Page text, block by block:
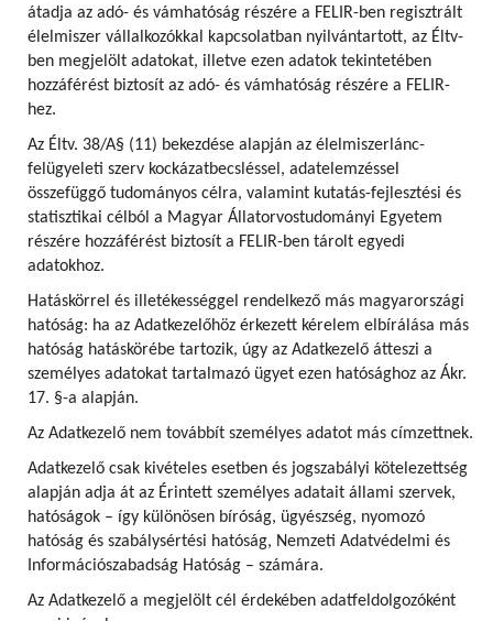
átadja az adó- és vámhatóság részére a FELIR-ben regisztrált
élelmiszer vállalkozókkal kapcsolatban nyilvántartott, az Éltv-
ben megjelölt adatokat, illetve ezen adatok tekintetében
hozzáférést biztosít az adó- és vámhatóság részére a FELIR-
hez.
Az Éltv. 38/A§ (11) bekezdése alapján az élelmiszerlánc-
felügyeleti szerv kockázatbecsléssel, adatelemzéssel
összefüggő tudományos célra, valamint kutatás-fejlesztési és
statisztikai célból a Magyar Állatorvostudományi Egyetem
részére hozzáférést biztosít a FELIR-ben tárolt egyedi
adatokhoz.
Hatáskörrel és illetékességgel rendelkező más magyarországi
hatóság: ha az Adatkezelőhöz érkezett kérelem elbírálása más
hatóság hatáskörébe tartozik, úgy az Adatkezelő átteszi a
személyes adatokat tartalmazó ügyet ezen hatósághoz az Ákr.
17. §-a alapján.
Az Adatkezelő nem továbbít személyes adatot más címzettnek.
Adatkezelő csak kivételes esetben és jogszabályi kötelezettség
alapján adja át az Érintett személyes adatait állami szervek,
hatóságok – így különösen bíróság, ügyészség, nyomozó
hatóság és szabálysértési hatóság, Nemzeti Adatvédelmi és
Információszabadság Hatóság – számára.
Az Adatkezelő a megjelölt cél érdekében adatfeldolgozóként